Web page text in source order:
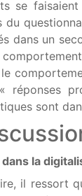
se
du
dans un
réponses
sont
la
il ressort